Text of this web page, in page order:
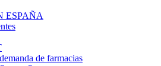
ESPAÑA
de farmacias